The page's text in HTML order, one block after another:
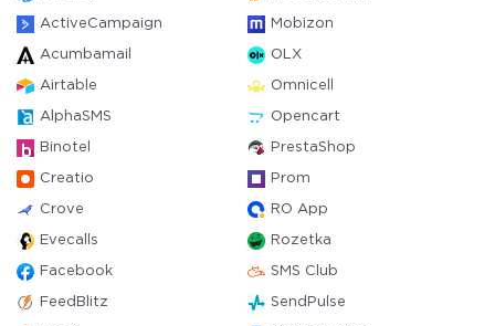
ActiveCampaign Mobizon
Acumbamail OLX
Airtable Omnicell
AlphaSMS Opencart
Binotel PrestaShop
Creatio Prom
Crove RO App
Evecalls Rozetka
Facebook SMS Club
FeedBlitz SendPulse